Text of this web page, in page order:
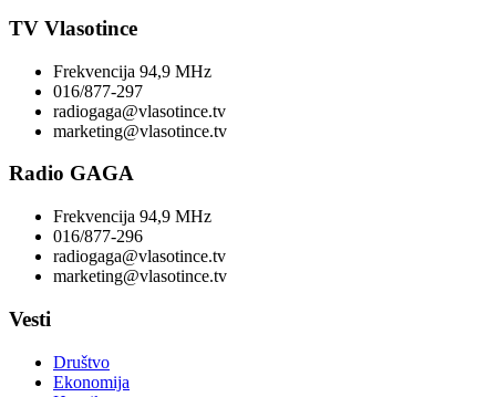
TV Vlasotince
Frekvencija 94,9 MHz
016/877-297
radiogaga@vlasotince.tv
marketing@vlasotince.tv
Radio GAGA
Frekvencija 94,9 MHz
016/877-296
radiogaga@vlasotince.tv
marketing@vlasotince.tv
Vesti
Društvo
Ekonomija